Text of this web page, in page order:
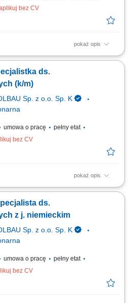
bez CV
pokaż opis
wyjaśniających, Sporządzanie
i ICSMS na potrzeby
z organami administracji publicznej
ds.
(k/m)
Sp. z o.o. Sp. K
umowa o pracę
pełny etat
bez CV
pokaż opis
za wszystkie procesy handlowe
obsługa poczty i dokumentów,
narzędzi pracy itp. Zarządzanie
ds.
z j. niemieckim
Sp. z o.o. Sp. K
umowa o pracę
pełny etat
bez CV